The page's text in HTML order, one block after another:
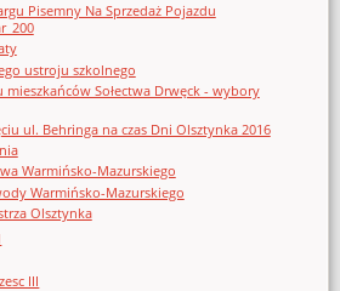
Pisemny Na Sprzedaż Pojazdu
ustroju szkolnego
mieszkańców Sołectwa Drwęck - wybory
ul. Behringa na czas Dni Olsztynka 2016
Warmińsko-Mazurskiego
Warmińsko-Mazurskiego
Olsztynka
III